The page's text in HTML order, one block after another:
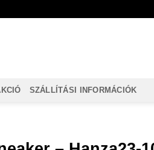
SZÁLLÍTÁSI INFORMÁCIÓK